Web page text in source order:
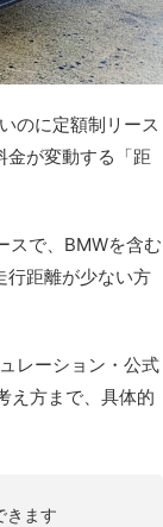
のに定額制リース
が変動する「距
スで、BMWを含む
行距離が少ない方
レーション・公式
え方まで、具体的
きます